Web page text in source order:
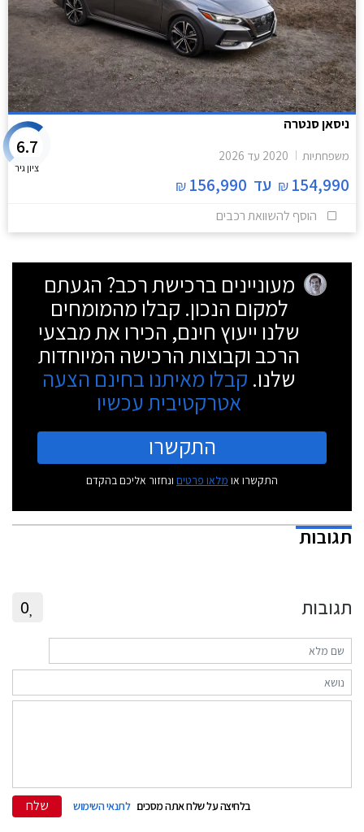
ניסאן סנטרה
משפחתיות 2020 עד 2026
154,990
₪ עד 156,990
₪
6.7
ציון גיר
הוסף להשוואת רכבים
מעוניינים ברכישת רכב? הגעתם
למקום הנכון. קבלו מהמומחים
שלנו ייעוץ חינם, הכירו את מבצעי
הרכב וקבוצות הרכישה המיוחדות
שלנו. קבלו מאיתנו בחינם הצעה
אטרקטיבית עכשיו
התקשרו
התקשרו או מלאו פרטים ונחזור אליכם בהקדם
תגובות
תגובות 0
בלחיצה על שלח אתה מסכים לתנאי השימוש שלח